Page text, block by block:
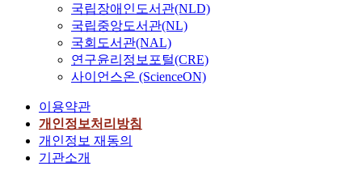
국립장애인도서관(NLD)
국립중앙도서관(NL)
국회도서관(NAL)
연구윤리정보포털(CRE)
사이언스온 (ScienceON)
이용약관
개인정보처리방침
개인정보 재동의
기관소개